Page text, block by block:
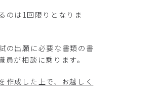
1回限りとなりま
の出願に必要な書類の書
員が相談に乗ります。
作成した上で、お越しく